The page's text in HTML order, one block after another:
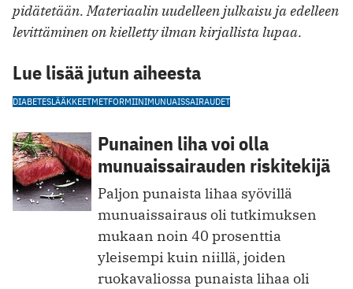
pidätetään. Materiaalin uudelleen julkaisu ja edelleen
levittäminen on kielletty ilman kirjallista lupaa.
Lue lisää jutun aiheesta
DIABETESLÄÄKKEETMETFORMIINIMUNUAISSAIRAUDET
Punainen liha voi olla
munuaissairauden riskitekijä
Paljon punaista lihaa syövillä
munuaissairaus oli tutkimuksen
mukaan noin 40 prosenttia
yleisempi kuin niillä, joiden
ruokavaliossa punaista lihaa oli